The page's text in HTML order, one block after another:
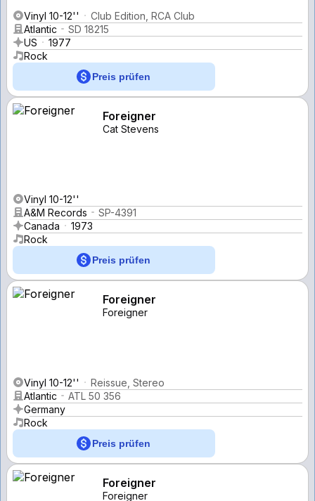
Vinyl 10-12''
Club Edition, RCA Club
Atlantic
SD 18215
US
1977
Rock
Preis prüfen
Foreigner
Cat Stevens
Vinyl 10-12''
A&M Records
SP-4391
Canada
1973
Rock
Preis prüfen
Foreigner
Foreigner
Vinyl 10-12''
Reissue, Stereo
Atlantic
ATL 50 356
Germany
Rock
Preis prüfen
Foreigner
Foreigner